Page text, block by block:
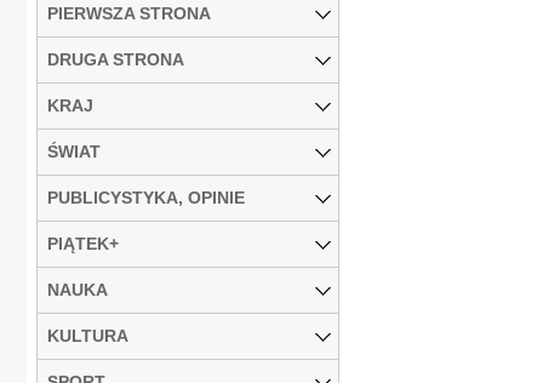
PIERWSZA STRONA
DRUGA STRONA
KRAJ
ŚWIAT
PUBLICYSTYKA, OPINIE
PIĄTEK+
NAUKA
KULTURA